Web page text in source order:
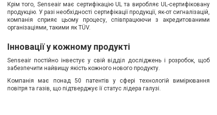
Крім того, Senseair має сертифікацію UL та виробляє UL-сертифіковану
продукцію. У разі необхідності сертифікації продукції, як-от сигналізацій,
компанія сприяє цьому процесу, співпрацюючи з акредитованими
організаціями, такими як TÜV.
Інновації у кожному продукті
Senseair постійно інвестує у свій відділ досліджень і розробок, щоб
забезпечити найвищу якість кожного нового продукту.
Компанія має понад 50 патентів у сфері технологій вимірювання
повітря та газів, що підтверджує її статус лідера галузі.